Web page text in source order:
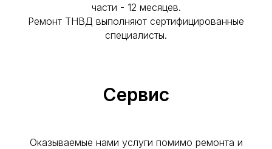
части - 12 месяцев.
Ремонт ТНВД выполняют сертифицированные
специалисты.
Сервис
Оказываемые нами услуги помимо ремонта и